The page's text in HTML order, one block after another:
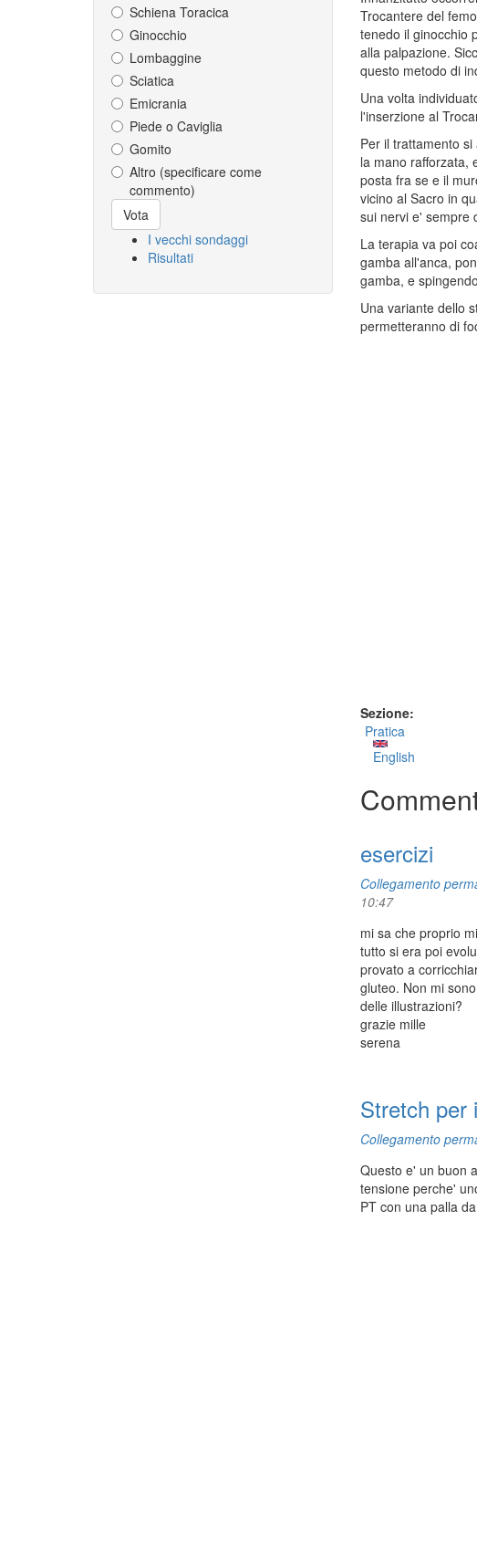
Schiena Toracica
Ginocchio
Lombaggine
Sciatica
Emicrania
Piede o Caviglia
Gomito
Altro (specificare come
commento)
Scelte
Vota
I vecchi sondaggi
Risultati
Trocantere del
tenedo il ginocchio
alla palpazione.
questo metodo di
Una volta
l'inserzione al
Per il trattamento
la mano rafforzata,
posta fra se e il
vicino al Sacro in
sui nervi e' sempre
La terapia va poi
gamba all'anca,
gamba, e
Una variante dello
permetteranno di
Sezione:
Pratica
English
esercizi
Collegamento
10:47
mi sa che proprio
tutto si era poi
provato a
gluteo. Non mi
delle illustrazioni?
grazie mille
serena
Stretch per
Collegamento
Questo e' un buon
tensione perche'
PT con una palla